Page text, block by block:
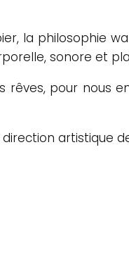
la philosophie
sonore et
rêves, pour nous
artistique